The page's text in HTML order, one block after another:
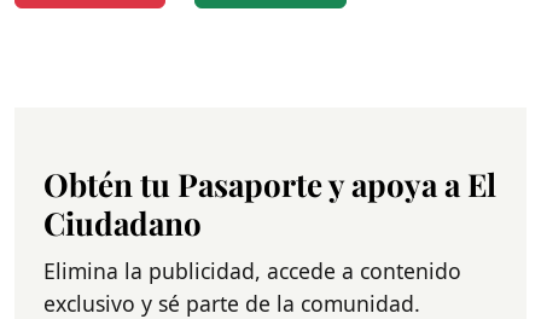
Obtén tu Pasaporte y apoya a El
Ciudadano
Elimina la publicidad, accede a contenido
exclusivo y sé parte de la comunidad.